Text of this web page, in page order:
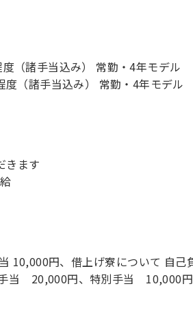
度（諸手当込み） 常勤・4年モデル
度（諸手当込み） 常勤・4年モデル
きます
10,000円、借上げ寮について 自
当 20,000円、特別手当 10,000